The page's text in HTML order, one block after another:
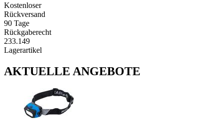
Kostenloser
Rückversand
90 Tage
Rückgaberecht
233.149
Lagerartikel
AKTUELLE ANGEBOTE